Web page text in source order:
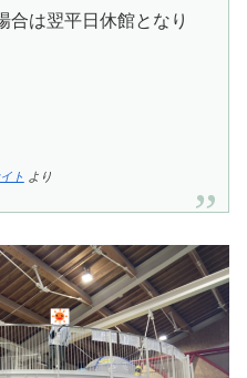
は翌平日休館となり
ト より